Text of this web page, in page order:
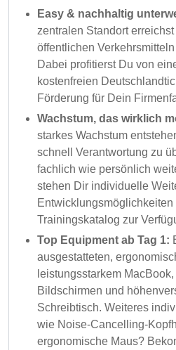
Easy & nachhaltig
zentralen Standort
öffentlichen
Dabei profitierst Du von
kostenfreien
Förderung für Dein
Wachstum, das wirklich
starkes Wachstum
schnell Verantwortung zu
fachlich wie persönlich
stehen Dir individuelle
Trainingskatalog zur
Top Equipment ab Tag 1:
ausgestatteten,
leistungsstarkem
Bildschirmen und
Schreibtisch. Weiteres
wie Noise-Cancelling-
ergonomische Maus?